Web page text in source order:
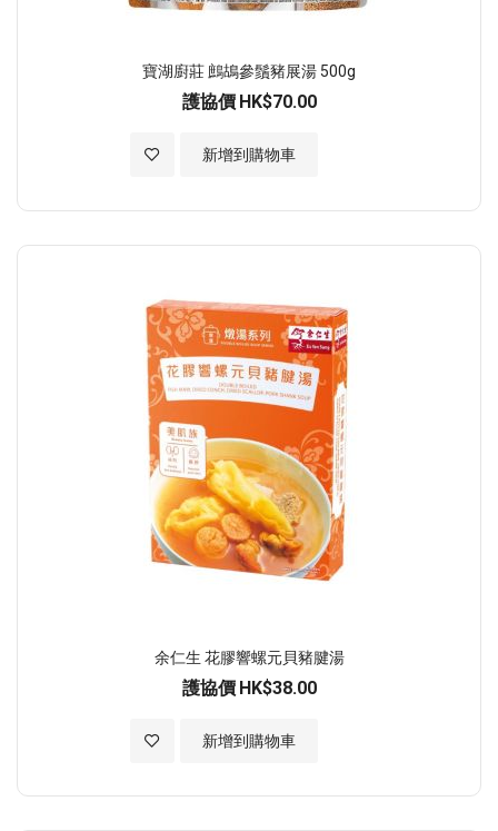
寶湖廚莊 鷓鴣參鬚豬展湯 500g
護協價 HK$70.00
新增到購物車
加入至願望清單
余仁生 花膠響螺元貝豬腱湯
護協價 HK$38.00
新增到購物車
加入至願望清單